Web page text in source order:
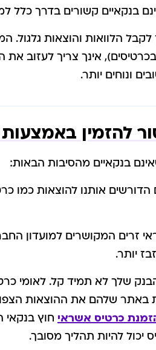
בנקאיים קשורים בדרך כלל
הלוואות והוצאות
אינך צריך לעזוב
ונוחים יותר.
להזמין
בנקאיים מהסיבות הבאות:
אותנו להוצאות כמו
המקושרים למועדון
יותר.
שלך לא תמיד קל. לאומי
באתר שלהם את ההוצאות
כרטיס אשראי חוץ
יכול להיות תהליך מסובך.